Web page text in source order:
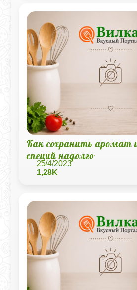
Как сохранить аромат
специй надолго
25/4/2023
1,28K